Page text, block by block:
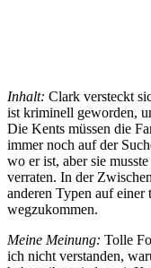
Inhalt: Clark versteckt
ist kriminell geworden,
Die Kents müssen die
immer noch auf der
wo er ist, aber sie
verraten. In der
anderen Typen auf
wegzukommen.
Meine Meinung: Tolle
ich nicht verstanden,